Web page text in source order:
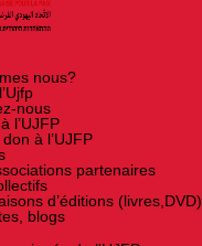
nous?
nous
l’UJFP
à l’UJFP
partenaires
d’éditions (livres,DVD)
blogs